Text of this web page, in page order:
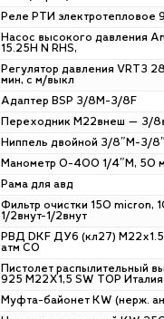
Реле РТИ электротепловое
Насос высокого давления
15.25H N RHS,
Регулятор давления VRT3
мин, с м/выкл
Адаптер BSP 3/8M-3/8F
Переходник М22внеш — 3/
Ниппель двойной 3/8″М-3/
Манометр 0-400 1/4″M, 50
Рама для авд
Фильтр очистки 150 micron,
1/2внут-1/2внут
РВД DKF ДУ6 (кл27)
атм СО
Пистолет распылительный
925 M22X1,5 SW TOP Италия
Муфта-байонет KW (нерж.